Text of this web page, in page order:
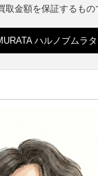
金額を保証するもの
ハルノブムラ